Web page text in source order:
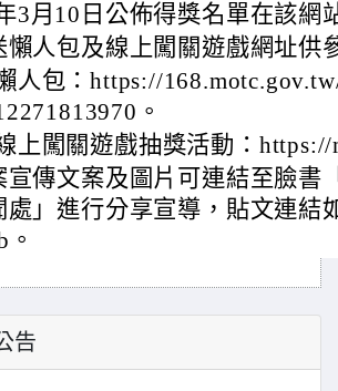
3月10日公佈得獎名單在該網
懶人包及線上闖關遊戲網址供
人包：https://
。
上闖關遊戲抽獎活動：https://
宣傳文案及圖片可連結至臉書
處」進行分享宣導，貼文連結
。
告